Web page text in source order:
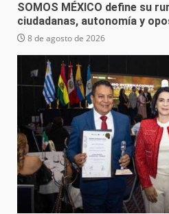
SOMOS MÉXICO define su
ciudadanas, autonomía y
8 de agosto de 2026